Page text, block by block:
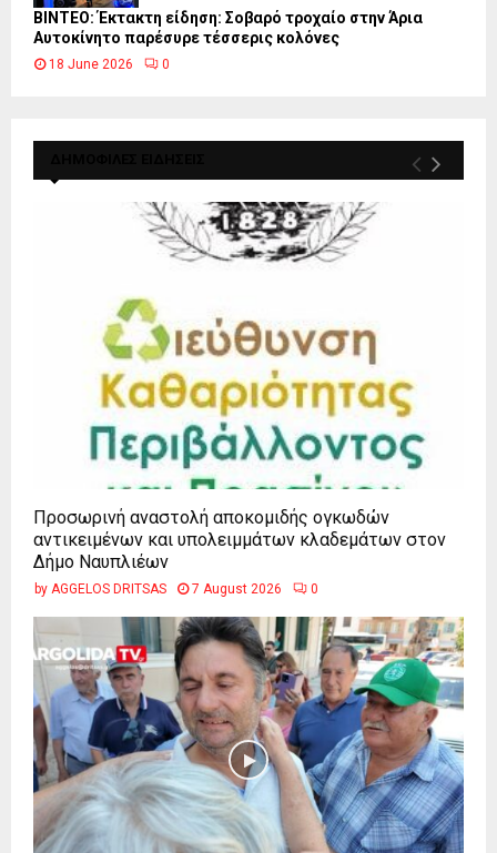
ΒΙΝΤΕΟ: Έκτακτη είδηση: Σοβαρό τροχαίο στην Άρια
Αυτοκίνητο παρέσυρε τέσσερις κολόνες
18 June 2026 0
Προσωρινή αναστολή αποκομιδής ογκωδών
αντικειμένων και υπολειμμάτων κλαδεμάτων στον
Δήμο Ναυπλιέων
by AGGELOS DRITSAS 7 August 2026 0